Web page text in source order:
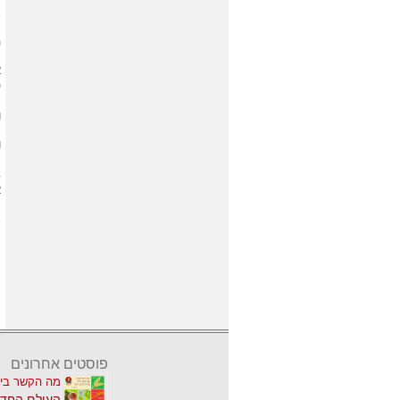
פוסטים אחרונים
מה הקשר